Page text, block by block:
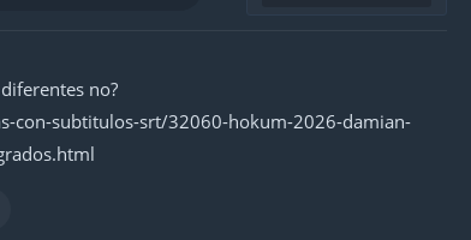
no?
con-subtitulos-srt/32060-hokum-2026-damian-